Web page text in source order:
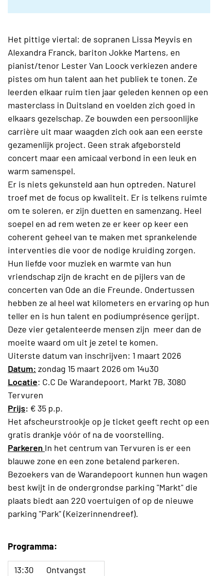
Het pittige viertal: de sopranen Lissa Meyvis en
Alexandra Franck, bariton Jokke Martens, en
pianist/tenor Lester Van Loock verkiezen andere
pistes om hun talent aan het publiek te tonen. Ze
leerden elkaar ruim tien jaar geleden kennen op een
masterclass in Duitsland en voelden zich goed in
elkaars gezelschap. Ze bouwden een persoonlijke
carrière uit maar waagden zich ook aan een eerste
gezamenlijk project. Geen strak afgeborsteld
concert maar een amicaal verbond in een leuk en
warm samenspel.
Er is niets gekunsteld aan hun optreden. Naturel
troef met de focus op kwaliteit. Er is telkens ruimte
om te soleren, er zijn duetten en samenzang. Heel
soepel en ad rem weten ze er keer op keer een
coherent geheel van te maken met sprankelende
interventies die voor de nodige kruiding zorgen.
Hun liefde voor muziek en warmte van hun
vriendschap zijn de kracht en de pijlers van de
concerten van Ode an die Freunde. Ondertussen
hebben ze al heel wat kilometers en ervaring op hun
teller en is hun talent en podiumprésence gerijpt.
Deze vier getalenteerde mensen zijn meer dan de
moeite waard om uit je zetel te komen.
Uiterste datum van inschrijven: 1 maart 2026
Datum: zondag 15 maart 2026 om 14u30
Locatie: C.C De Warandepoort, Markt 7B, 3080
Tervuren
Prijs: € 35 p.p.
Het afscheurstrookje op je ticket geeft recht op een
gratis drankje vóór of na de voorstelling.
Parkeren In het centrum van Tervuren is er een
blauwe zone en een zone betalend parkeren.
Bezoekers van de Warandepoort kunnen hun wagen
best kwijt in de ondergrondse parking "Markt" die
plaats biedt aan 220 voertuigen of op de nieuwe
parking "Park" (Keizerinnendreef).
Programma:
13:30
Ontvangst